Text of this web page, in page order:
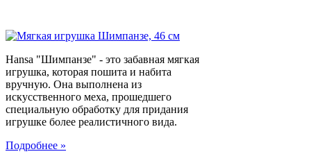
Hansa "Шимпанзе" - это забавная мягкая
игрушка, которая пошита и набита
вручную. Она выполнена из
искусственного меха, прошедшего
специальную обработку для придания
игрушке более реалистичного вида.
Подробнее »